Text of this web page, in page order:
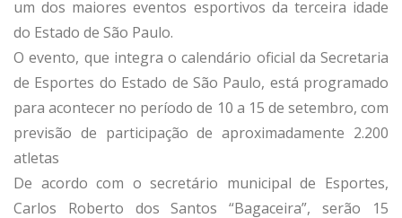
um dos maiores eventos esportivos da terceira idade
do Estado de São Paulo.
O evento, que integra o calendário oficial da Secretaria
de Esportes do Estado de São Paulo, está programado
para acontecer no período de 10 a 15 de setembro, com
previsão de participação de aproximadamente 2.200
atletas
De acordo com o secretário municipal de Esportes,
Carlos Roberto dos Santos “Bagaceira”, serão 15